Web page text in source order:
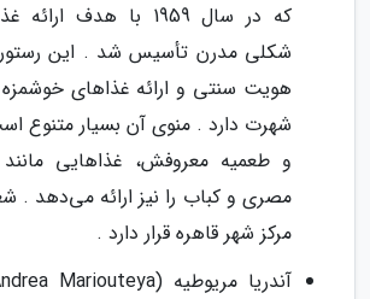
که در سال 1959 با هدف
شکلی مدرن تأسیس شد . این
هویت سنتی و ارائه غذاهای
شهرت دارد . منوی آن بسیار متنوع
و طعمیه معروفش، غذاهایی مانند
مصری و کباب را نیز ارائه می‌دهد .
مرکز شهر قاهره قرار دارد .